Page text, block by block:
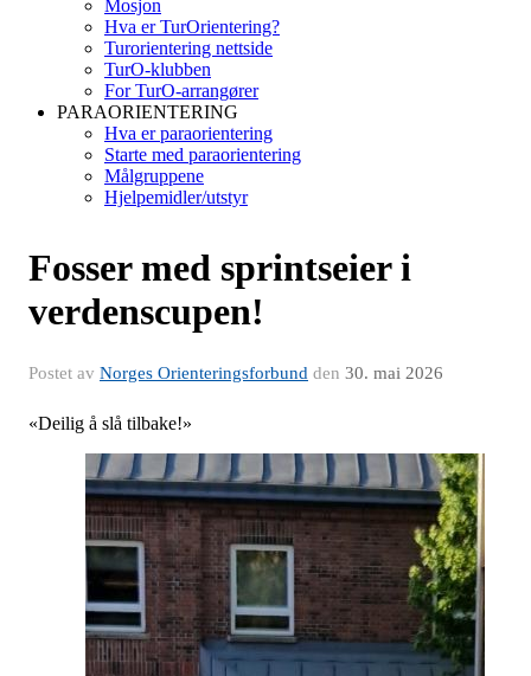
Mosjon
Hva er TurOrientering?
Turorientering nettside
TurO-klubben
For TurO-arrangører
PARAORIENTERING
Hva er paraorientering
Starte med paraorientering
Målgruppene
Hjelpemidler/utstyr
Fosser med sprintseier i
verdenscupen!
Postet av Norges Orienteringsforbund den 30. mai 2026
«Deilig å slå tilbake!»